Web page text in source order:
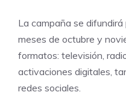
La campaña se
meses de octubre y
formatos: televisión,
activaciones digitales,
redes sociales.